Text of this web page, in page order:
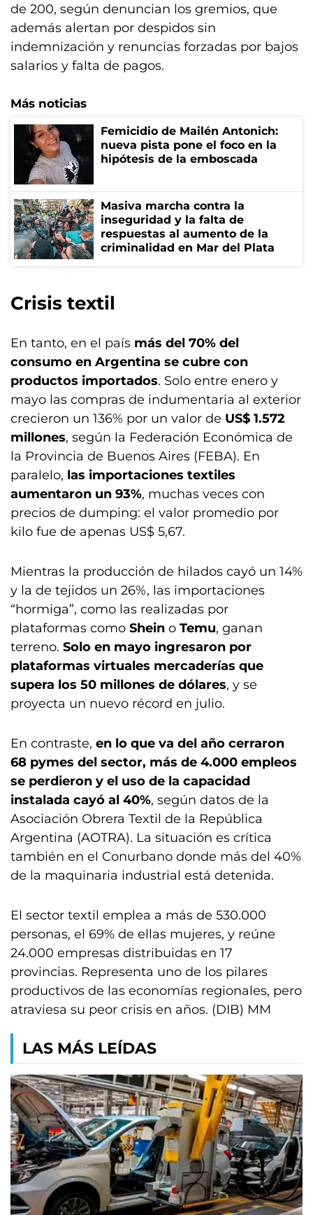
de 200, según denuncian los gremios, que
además alertan por despidos sin
indemnización y renuncias forzadas por bajos
salarios y falta de pagos.
Más noticias
Femicidio de Mailén Antonich:
nueva pista pone el foco en la
hipótesis de la emboscada
Masiva marcha contra la
inseguridad y la falta de
respuestas al aumento de la
criminalidad en Mar del Plata
Crisis textil
En tanto, en el país más del 70% del
consumo en Argentina se cubre con
productos importados. Solo entre enero y
mayo las compras de indumentaria al exterior
crecieron un 136% por un valor de US$ 1.572
millones, según la Federación Económica de
la Provincia de Buenos Aires (FEBA). En
paralelo, las importaciones textiles
aumentaron un 93%, muchas veces con
precios de dumping: el valor promedio por
kilo fue de apenas US$ 5,67.
Mientras la producción de hilados cayó un 14%
y la de tejidos un 26%, las importaciones
“hormiga”, como las realizadas por
plataformas como Shein o Temu, ganan
terreno. Solo en mayo ingresaron por
plataformas virtuales mercaderías que
supera los 50 millones de dólares, y se
proyecta un nuevo récord en julio.
En contraste, en lo que va del año cerraron
68 pymes del sector, más de 4.000 empleos
se perdieron y el uso de la capacidad
instalada cayó al 40%, según datos de la
Asociación Obrera Textil de la República
Argentina (AOTRA). La situación es crítica
también en el Conurbano donde más del 40%
de la maquinaria industrial está detenida.
El sector textil emplea a más de 530.000
personas, el 69% de ellas mujeres, y reúne
24.000 empresas distribuidas en 17
provincias. Representa uno de los pilares
productivos de las economías regionales, pero
atraviesa su peor crisis en años. (DIB) MM
LAS MÁS LEÍDAS